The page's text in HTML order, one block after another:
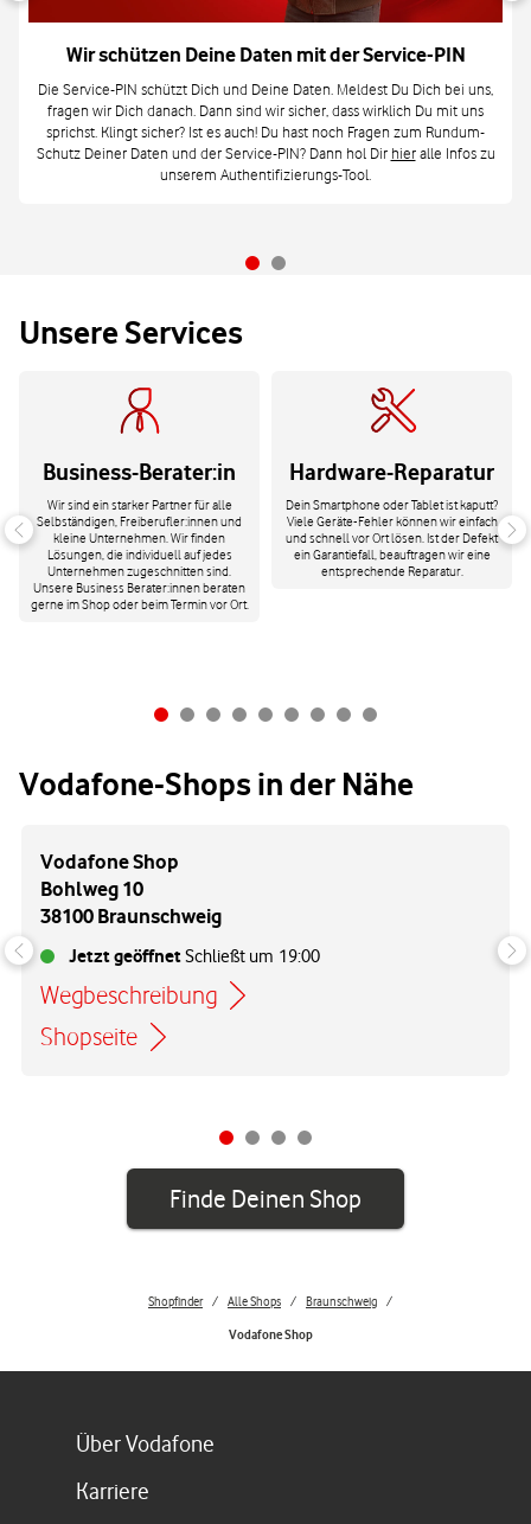
Wir schützen Deine Daten mit der Service-PIN
Die Service-PIN schützt Dich und Deine Daten. Meldest Du Dich bei uns,
fragen wir Dich danach. Dann sind wir sicher, dass wirklich Du mit uns
sprichst. Klingt sicher? Ist es auch! Du hast noch Fragen zum Rundum-
Schutz Deiner Daten und der Service-PIN? Dann hol Dir hieralle Infos zu
unserem Authentifizierungs-Tool.
Unsere Services
Business-Berater:in
Wir sind ein starker Partner für alle
Selbständigen, Freiberufler:innen und
kleine Unternehmen. Wir finden
Lösungen, die individuell auf jedes
Unternehmen zugeschnitten sind.
Unsere Business Berater:innen beraten
gerne im Shop oder beim Termin vor Ort.
Hardware-Reparatur
Dein Smartphone oder Tablet ist kaputt?
Viele Geräte-Fehler können wir einfach
und schnell vor Ort lösen. Ist der Defekt
ein Garantiefall, beauftragen wir eine
entsprechende Reparatur.
Vodafone-Shops in der Nähe
Vodafone Shop
Bohlweg 10
38100 Braunschweig
Jetzt geöffnetSchließt um 19:00
Wegbeschreibung
Link öffnet in einem neuen Tab
Shopseite
Finde Deinen Shop
Shopfinder Alle Shops Braunschweig
Vodafone Shop
Über Vodafone
Karriere